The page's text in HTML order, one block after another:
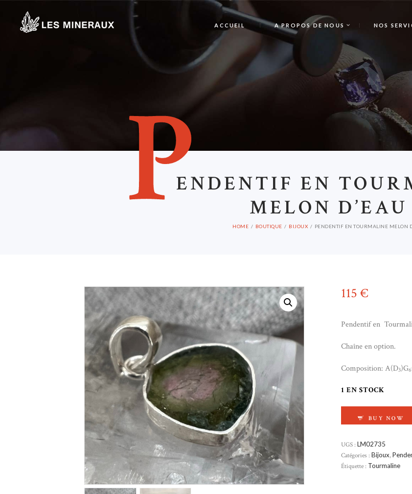
ACCUEIL A PROPOS DE NOUS NOS
PENDENTIF EN
MELON D’EAU
HOME BOUTIQUE BIJOUX PENDENTIF EN TOURMALINE MELON
115 €
Pendentif en
Chaîne en option.
Composition: A(D3)G6
1 EN STOCK
BUY NOW
UGS : LM02735
Catégories : Bijoux,
Étiquette : Tourmaline